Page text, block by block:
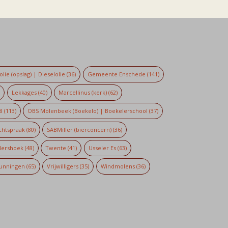
(opslag) | Dieselolie (36) Gemeente Enschede (141)
Lekkages(40) Marcellinus (kerk) (62)
(113) OBS Molenbeek (Boekelo) | Boekelerschool (37)
(80) SABMiller (bierconcern) (36)
(48) Twente (41) Usseler Es(63)
(65) Vrijwilligers (35) Windmolens(36)